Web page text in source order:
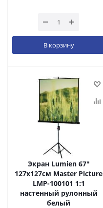
В корзину
Экран Lumien 67"
127x127см Master Picture
LMP-100101 1:1
настенный рулонный
белый